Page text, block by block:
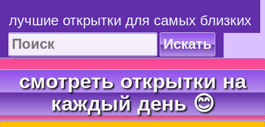
лучшие открытки для самых близких
Искать
смотреть открытки на
каждый день 😊